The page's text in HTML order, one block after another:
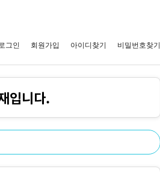
그인 회원가입 아이디찾기 비밀번호찾기
입니다.